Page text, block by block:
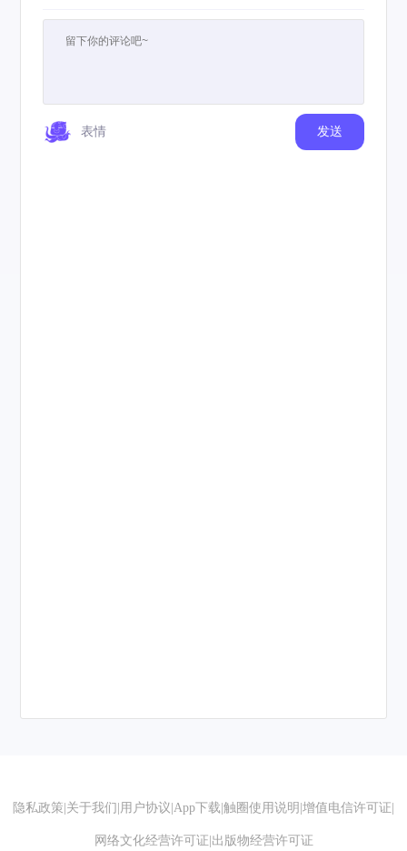
表情 发送
隐私政策 关于我们 用户协议 App下载 触圈使用说明 增值电信许可证
网络文化经营许可证 出版物经营许可证